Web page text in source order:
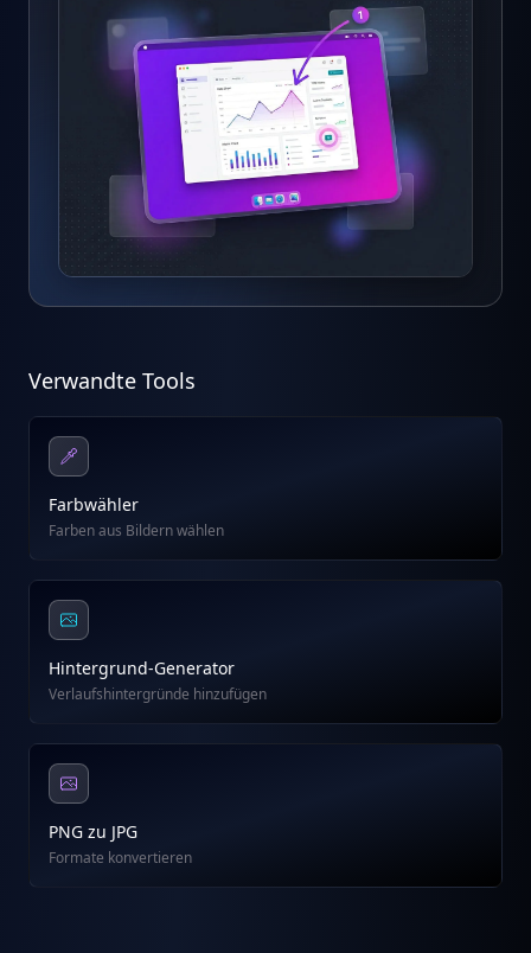
Verwandte Tools
Farbwähler
Farben aus Bildern wählen
Hintergrund-Generator
Verlaufshintergründe hinzufügen
PNG zu JPG
Formate konvertieren